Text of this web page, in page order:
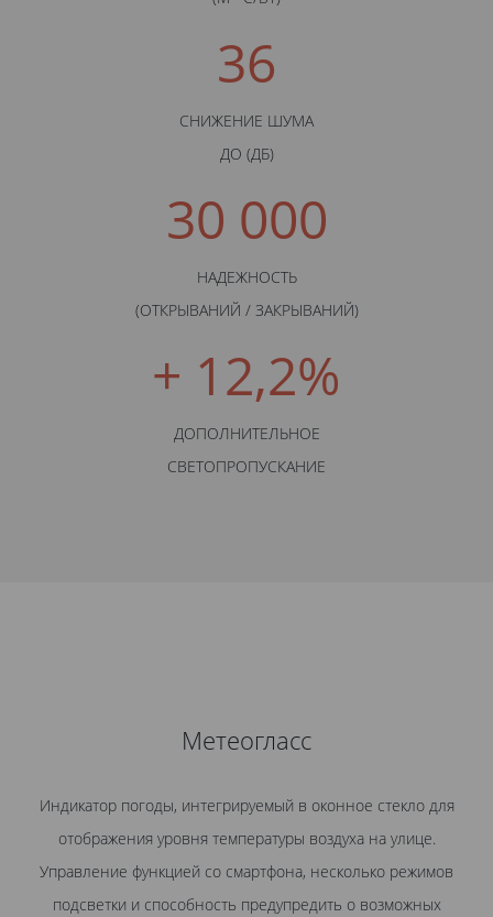
36
СНИЖЕНИЕ ШУМА
ДО (ДБ)
30 000
НАДЕЖНОСТЬ
(ОТКРЫВАНИЙ / ЗАКРЫВАНИЙ)
+ 12,2%
ДОПОЛНИТЕЛЬНОЕ
СВЕТОПРОПУСКАНИЕ
Метеогласс
Индикатор погоды, интегрируемый в оконное стекло для
отображения уровня температуры воздуха на улице.
Управление функцией со смартфона, несколько режимов
подсветки и способность предупредить о возможных